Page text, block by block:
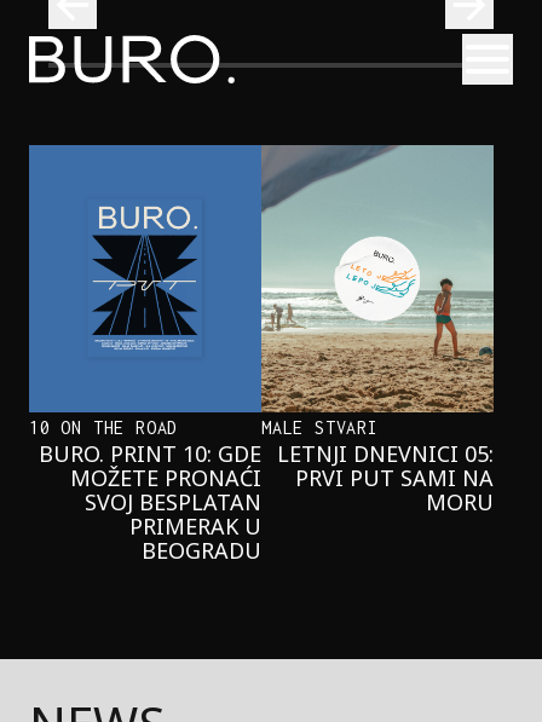
BURO.
BEOGRAD, BAJAGA I OSAMDESETE:
MJUZIKL KOJI NE PROPUŠTAMO
10 ON THE ROAD
BURO. PRINT 10: GDE
MOŽETE PRONAĆI
SVOJ BESPLATAN
PRIMERAK U
BEOGRADU
MALE STVARI
LETNJI DNEVNICI 05:
PRVI PUT SAMI NA
MORU